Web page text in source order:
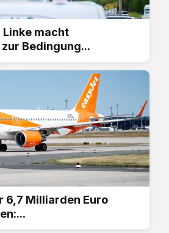
Linke macht
Bedingung...
6,7 Milliarden Euro